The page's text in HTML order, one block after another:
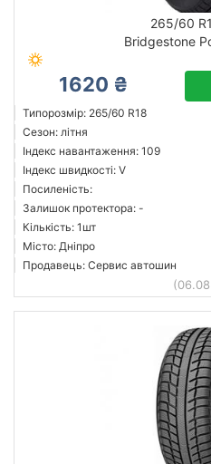
265/60
Bridgestone
1620 ₴
Типорозмір: 265/60 R18
Сезон: літня
Індекс навантаження: 109
Індекс швидкості: V
Посиленість:
Залишок протектора: -
Кількість: 1шт
Місто: Дніпро
Продавець: Сервис автошин